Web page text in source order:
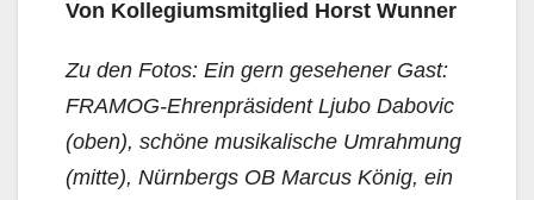
Von Kollegiumsmitglied Horst Wunner
Zu den Fotos: Ein gern gesehener Gast:
FRAMOG-Ehrenpräsident Ljubo Dabovic
(oben), schöne musikalische Umrahmung
(mitte), Nürnbergs OB Marcus König, ein